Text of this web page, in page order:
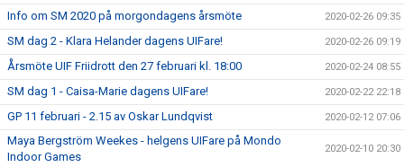
Info om SM 2020 på morgondagens årsmöte 2020-02-26 09:35
SM dag 2 - Klara Helander dagens UIFare! 2020-02-26 09:19
Årsmöte UIF Friidrott den 27 februari kl. 18:00 2020-02-24 08:55
SM dag 1 - Caisa-Marie dagens UIFare! 2020-02-22 22:18
GP 11 februari - 2.15 av Oskar Lundqvist 2020-02-12 07:06
Maya Bergström Weekes - helgens UIFare på Mondo
Indoor Games
2020-02-10 20:30